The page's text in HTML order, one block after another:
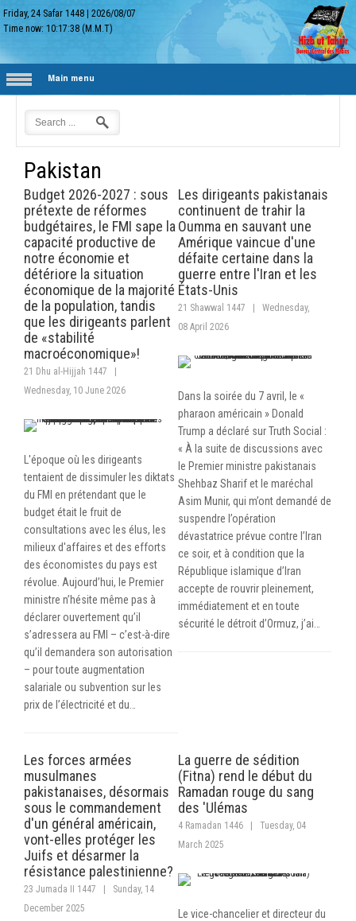
Friday, 24 Safar 1448 |2026/08/07
Time now:10:17:38 (M.M.T)
Main menu
Pakistan
Budget 2026-2027 : sous
prétexte de réformes
budgétaires, le FMI sape la
capacité productive de
notre économie et
détériore la situation
économique de la majorité
de la population, tandis
que les dirigeants parlent
de «stabilité
macroéconomique»!
21 Dhu al-Hijjah 1447
Wednesday, 10 June 2026
L'époque où les dirigeants
tentaient de dissimuler les diktats
du FMI en prétendant que le
budget était le fruit de
consultations avec les élus, les
milieux d'affaires et des efforts
des économistes du pays est
révolue. Aujourd’hui, le Premier
ministre n’hésite même pas à
déclarer ouvertement qu’il
s’adressera au FMI – c’est-à-dire
qu’il demandera son autorisation
– pour toute augmentation
salariale ou subvention sur les
prix de l’électricité et du…
Les dirigeants pakistanais
continuent de trahir la
Oumma en sauvant une
Amérique vaincue d'une
défaite certaine dans la
guerre entre l'Iran et les
États-Unis
21 Shawwal 1447
Wednesday,
08 April 2026
Dans la soirée du 7 avril, le «
pharaon américain » Donald
Trump a déclaré sur Truth Social :
« À la suite de discussions avec
le Premier ministre pakistanais
Shehbaz Sharif et le maréchal
Asim Munir, qui m’ont demandé de
suspendre l’opération
dévastatrice prévue contre l’Iran
ce soir, et à condition que la
République islamique d’Iran
accepte de rouvrir pleinement,
immédiatement et en toute
sécurité le détroit d’Ormuz, j’ai…
Les forces armées
musulmanes
pakistanaises, désormais
sous le commandement
d'un général américain,
vont-elles protéger les
Juifs et désarmer la
résistance palestinienne?
23 Jumada II 1447
Sunday, 14
December 2025
La guerre de sédition
(Fitna) rend le début du
Ramadan rouge du sang
des 'Ulémas
4 Ramadan 1446
Tuesday, 04
March 2025
Le vice-chancelier et directeur du